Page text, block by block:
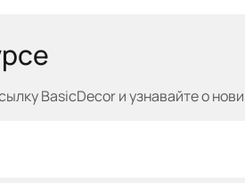
BasicDecor и узнавайтео